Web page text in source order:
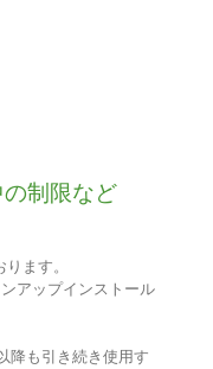
制限など
ます。
アップインストール
降も引き続き使用す